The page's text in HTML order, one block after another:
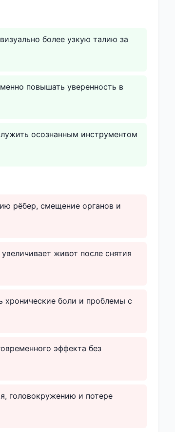
более узкую талию за
повышать уверенность в
осознанным инструментом
рёбер, смещение органов и
живот после снятия
хронические боли и проблемы с
эффекта без
головокружению и потере